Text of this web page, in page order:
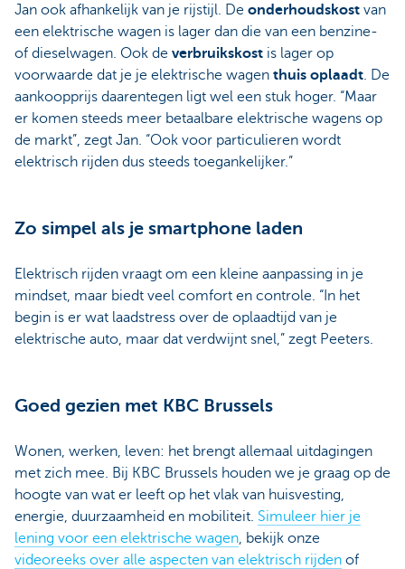
Jan ook afhankelijk van je rijstijl. De onderhoudskost van
een elektrische wagen is lager dan die van een benzine-
of dieselwagen. Ook de verbruikskost is lager op
voorwaarde dat je je elektrische wagen thuis oplaadt . De
aankoopprijs daarentegen ligt wel een stuk hoger. “Maar
er komen steeds meer betaalbare elektrische wagens op
de markt”, zegt Jan. “Ook voor particulieren wordt
elektrisch rijden dus steeds toegankelijker.”
Zo simpel als je smartphone laden
Elektrisch rijden vraagt om een kleine aanpassing in je
mindset, maar biedt veel comfort en controle. “In het
begin is er wat laadstress over de oplaadtijd van je
elektrische auto, maar dat verdwijnt snel,” zegt Peeters.
Goed gezien met KBC Brussels
Wonen, werken, leven: het brengt allemaal uitdagingen
met zich mee. Bij KBC Brussels houden we je graag op de
hoogte van wat er leeft op het vlak van huisvesting,
energie, duurzaamheid en mobiliteit. Simuleer hier je
lening voor een elektrische wagen , bekijk onze
videoreeks over alle aspecten van elektrisch rijden of